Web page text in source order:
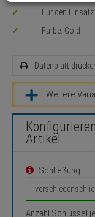
Für den
Farbe: Gold
Datenblatt
Weitere
Artikel
Schließung
Anzahl Schlüssel